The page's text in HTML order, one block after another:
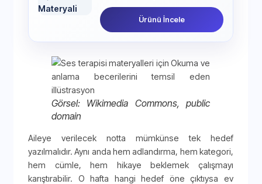
Ürünü İncele
Görsel: Wikimedia Commons, public
domain
Aileye verilecek notta mümkünse tek hedef
yazılmalıdır. Aynı anda hem adlandırma, hem kategori,
hem cümle, hem hikaye beklemek çalışmayı
karıştırabilir. O hafta hangi hedef öne çıktıysa ev